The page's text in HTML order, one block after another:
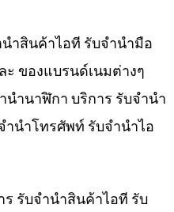
ำสินค้าไอที รับจำนำมือ
ของแบรนด์เนมต่างๆ
ำนาฬิกา บริการ รับจำนำ
นำโทรศัพท์ รับจำนำไอ
รับจำนำสินค้าไอที รับ